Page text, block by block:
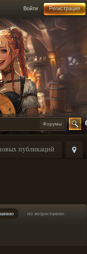
Войти Регистрация
Форумы
публикаций
по возрастанию